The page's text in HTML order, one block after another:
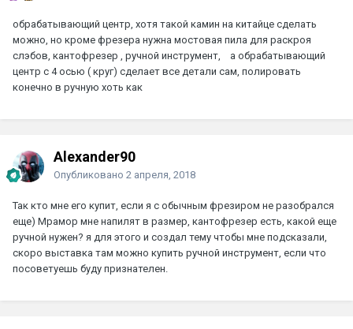
обрабатывающий центр, хотя такой камин на китайце сделать
можно, но кроме фрезера нужна мостовая пила для раскроя
слэбов, кантофрезер , ручной инструмент, а обрабатывающий
центр с 4 осью ( круг) сделает все детали сам, полировать
конечно в ручную хоть как
Alexander90
Опубликовано 2 апреля, 2018
Так кто мне его купит, если я с обычным фрезиром не разобрался
еще) Мрамор мне напилят в размер, кантофрезер есть, какой еще
ручной нужен? я для этого и создал тему чтобы мне подсказали,
скоро выставка там можно купить ручной инструмент, если что
посоветуешь буду признателен.